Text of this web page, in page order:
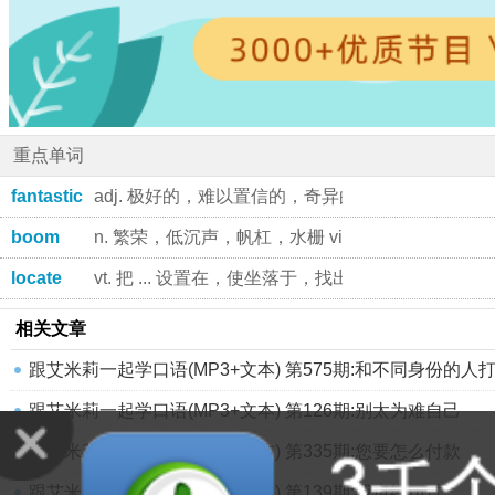
重点单词
fantastic adj. 极好的，难以置信的，奇异的，幻想的
boom n. 繁荣，低沉声，帆杠，水栅 vi. 急速增长，发出低
locate vt. 把 ... 设置在，使坐落于，找出 vi. 住下
相关文章
跟艾米莉一起学口语(MP3+文本) 第575期:和不同身份的人打
跟艾米莉一起学口语(MP3+文本) 第126期:别太为难自己
跟艾米莉一起学口语(MP3+文本) 第335期:您要怎么付款